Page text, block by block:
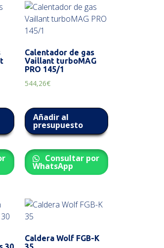
Calentador de gas
Vaillant turboMAG
PRO 145/1
544,26€
Añadir al
presupuesto
Consultar por
WhatsApp
Caldera Wolf FGB-K